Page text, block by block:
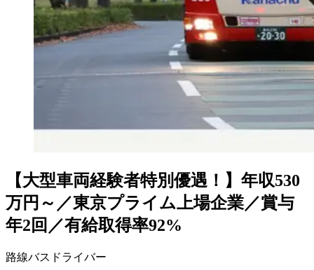
【大型車両経験者特別優遇！】年収530
万円～／東京プライム上場企業／賞与
年2回／有給取得率92%
路線バスドライバー